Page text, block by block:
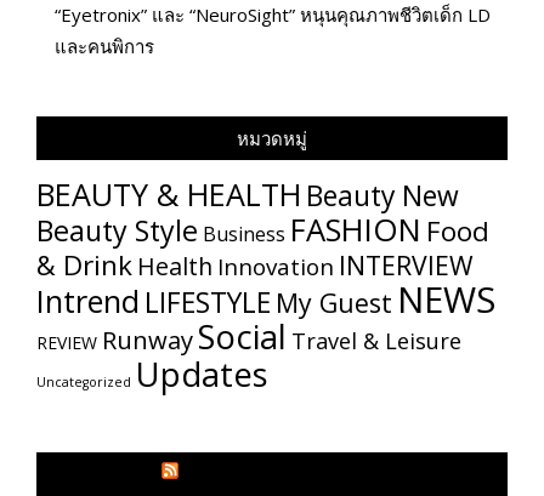
“Eyetronix” และ “NeuroSight” หนุนคุณภาพชีวิตเด็ก LD
และคนพิการ
หมวดหมู่
BEAUTY & HEALTH Beauty New
Beauty Style Business FASHION Food
& Drink Health Innovation INTERVIEW
Intrend LIFESTYLE My​ Guest NEWS
REVIEW RunwaySocial Travel & Leisure
Uncategorized Updates